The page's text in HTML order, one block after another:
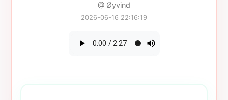
@ Øyvind
2026-06-16 22:16:19